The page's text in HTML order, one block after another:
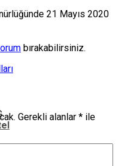
21 Mayıs 2020
bırakabilirsiniz.
Gerekli alanlar * ile